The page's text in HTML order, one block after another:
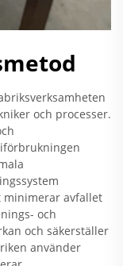
och processer.
minimerar avfallet
och
och säkerställer
använder